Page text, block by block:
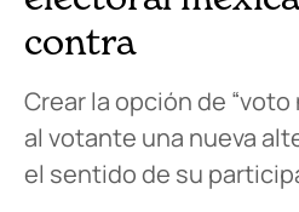
contra
Crear la opción de
al votante una nueva
el sentido de su